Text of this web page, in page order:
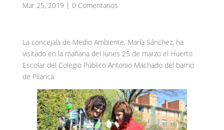
Mar 25, 2019 | 0 Comentarios
La concejala de Medio Ambiente, María Sánchez, ha
visitado en la mañana del lunes 25 de marzo el Huerto
Escolar del Colegio Público Antonio Machado del barrio
de Pilarica.